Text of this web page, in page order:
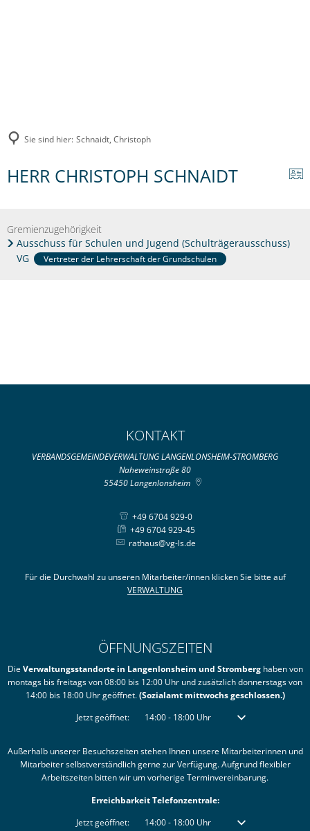
Sie sind hier: Schnaidt, Christoph
HERR CHRISTOPH SCHNAIDT
Gremienzugehörigkeit
Ausschuss für Schulen und Jugend (Schulträgerausschuss)
VG
Vertreter der Lehrerschaft der Grundschulen
KONTAKT
VERBANDSGEMEINDEVERWALTUNG LANGENLONSHEIM-STROMBERG
Naheweinstraße 80
55450 Langenlonsheim
+49 6704 929-0
+49 6704 929-45
rathaus@vg-ls.de
Für die Durchwahl zu unseren Mitarbeiter/innen klicken Sie bitte auf
VERWALTUNG
ÖFFNUNGSZEITEN
DieVerwaltungsstandorte in Langenlonsheim und Stromberghaben von
montags bis freitags von 08:00 bis 12:00 Uhr und zusätzlich donnerstags von
14:00 bis 18:00 Uhr geöffnet.(Sozialamt mittwochs geschlossen.)
Klicken, um weitere Öffnungs- oder Schließzeiten auszublenden
Jetzt geöffnet: 14:00- 18:00Uhr Von 14:00 bis 18:00
Außerhalb unserer Besuchszeiten stehen Ihnen unsere Mitarbeiterinnen und
Mitarbeiter selbstverständlich gerne zur Verfügung. Aufgrund flexibler
Arbeitszeiten bitten wir um vorherige Terminvereinbarung.
Erreichbarkeit Telefonzentrale:
Klicken, um weitere Öffnungs- oder Schließzeiten auszublenden
Jetzt geöffnet: 14:00- 18:00Uhr Von 14:00 bis 18:00